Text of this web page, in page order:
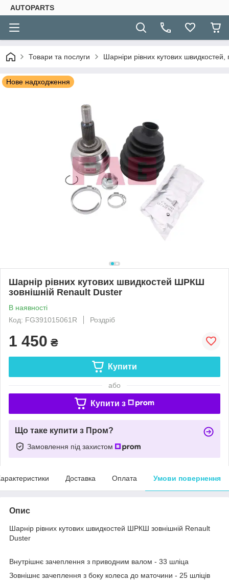
AUTOPARTS
Товари та послуги Шарніри рівних кутових швидкостей,
Нове надходження
Шарнір рівних кутових швидкостей ШРКШ
зовнішній Renault Duster
В наявності
Код: FG391015061R
Роздріб
1 450 ₴
Купити
або
Купити з
Що таке купити з Пром?
Замовлення під захистом
Доставка Оплата Умови повернення
Опис
Шарнір рівних кутових швидкостей ШРКШ зовнішній Renault
Duster
Внутрішнє зачеплення з приводним валом - 33 шліца
Зовнішнє зачеплення з боку колеса до маточини - 25 шліців